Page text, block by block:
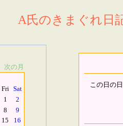
A氏のきまぐれ日
次の月
Fri Sat
1
2
8
9
15
16
この日の